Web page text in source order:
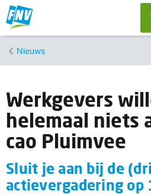
Nieuws
Werkgevers
helemaal niets
cao Pluimvee
Sluit je aan bij de
actievergadering op